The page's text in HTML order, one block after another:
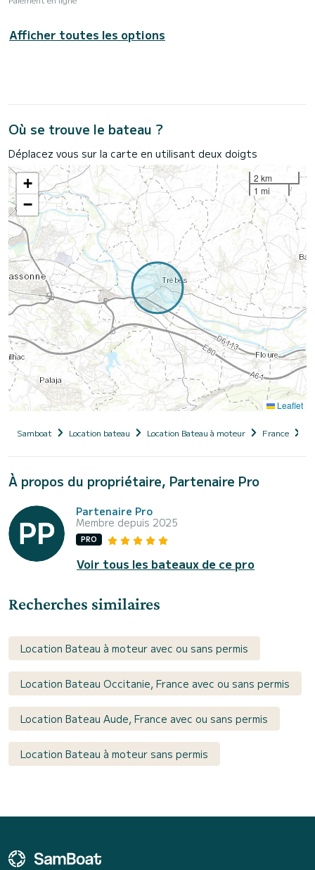
Afficher toutes les options
Où se trouve le bateau ?
Déplacez vous sur la carte en utilisant deux doigts
+
−
2 km
1 mi
Leaflet
Samboat Location bateau Location Bateau à moteur France
À propos du propriétaire, Partenaire Pro
Partenaire Pro
Membre depuis 2025
PRO
Voir tous les bateaux de ce pro
Recherches similaires
Location Bateau à moteur avec ou sans permis
Location Bateau Occitanie, France avec ou sans permis
Location Bateau Aude, France avec ou sans permis
Location Bateau à moteur sans permis